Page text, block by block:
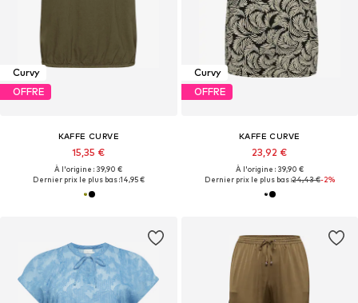
Curvy
OFFRE
KAFFE CURVE
15,35 €
À l'origine : 39,90 €
Dernier prix le plus bas :14,95 €
Curvy
OFFRE
KAFFE CURVE
23,92 €
À l'origine : 39,90 €
Dernier prix le plus bas :24,43 €-2%